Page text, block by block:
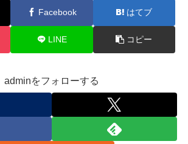
Facebook はてブ
LINE コピー
adminをフォローする